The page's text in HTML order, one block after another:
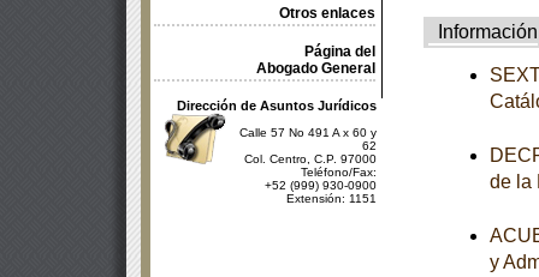
Otros enlaces
Página del
Abogado General
Dirección de Asuntos Jurídicos
Calle 57 No 491 A x 60 y
62
Col. Centro, C.P. 97000
Teléfono/Fax:
+52 (999) 930-0900
Extensión: 1151
Información
de la
y